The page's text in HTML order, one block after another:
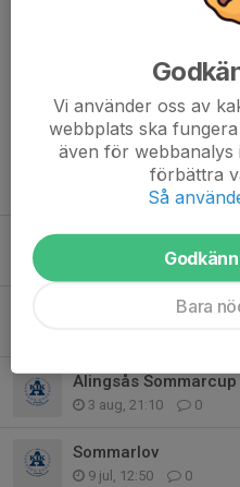
Tidigare nyheter
Beskrivning av
5 aug, 16:50 0
Bemanningsschema
Alingsås
3 aug, 21:10 0
Sommarlov
9 jul, 12:50 0
Vi använder oss av
webbplats ska
även för webbanalys
förbättra
Så
Bara